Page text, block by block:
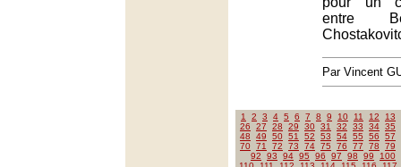
entre
Par Vincent
1 2 3 4 5 6 7 8 9 10 11 12
13
26
27 28 29 30 31 32 33 34 35
48
49 50 51 52 53 54 55 56
57
70 71 72 73 74 75 76 77 78
79
92
93 94 95 96 97 98 99
100